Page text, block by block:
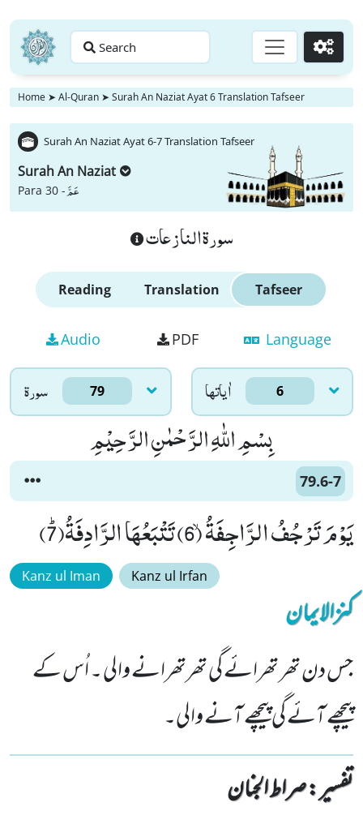
Search Go
Home ➤ Al-Quran ➤ Surah An Naziat Ayat 6 Translation Tafseer
Surah An Naziat Ayat 6-7 Translation Tafseer
Surah An Naziat
Para 30 -عَمَّ
سورة النازعات
Reading Translation Tafseer
Audio PDF Language
سورۃ 79 اٰياتها 6
بِسْمِ اللّٰهِ الرَّحْمٰنِ الرَّحِیْمِ
79.6-7
یَوْمَ تَرْجُفُ الرَّاجِفَةُۙ (6) تَتْبَعُهَا الرَّادِفَةُﭤ(7)
Kanz ul Iman Kanz ul Irfan
کنزالایمان
جس دن تھر تھرائے گی تھرتھرانے والی ۔ اُس کے
پیچھے آئے گی پیچھے آنے والی۔
تفسیر : ‎صراط الجنان